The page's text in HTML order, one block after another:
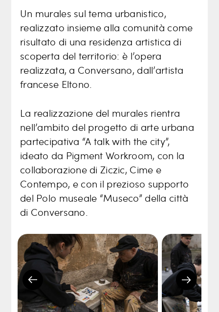
Un murales sul tema urbanistico,
realizzato insieme alla comunità come
risultato di una residenza artistica di
scoperta del territorio: è l’opera
realizzata, a Conversano, dall’artista
francese Eltono.
La realizzazione del murales rientra
nell’ambito del progetto di arte urbana
partecipativa “A talk with the city”,
ideato da Pigment Workroom, con la
collaborazione di Ziczic, Cime e
Contempo, e con il prezioso supporto
del Polo museale “Museco” della città
di Conversano.